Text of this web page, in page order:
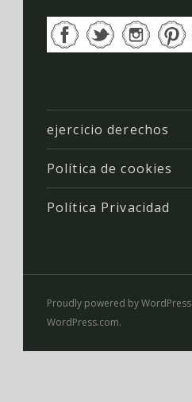
ejercicio derechos
Política de cookies
Política Privacidad
Proudly powered by WordPress
WordPress.com.